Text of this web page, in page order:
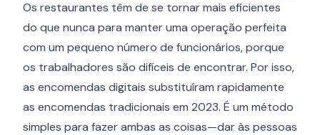
Os restaurantes têm de se tornar mais eficientes
do que nunca para manter uma operação perfeita
com um pequeno número de funcionários, porque
os trabalhadores são difíceis de encontrar. Por isso,
as encomendas digitais substituíram rapidamente
as encomendas tradicionais em 2023. É um método
simples para fazer ambas as coisas—dar às pessoas